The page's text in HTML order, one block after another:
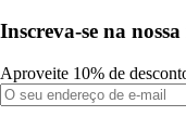
Inscreva-se na
Aproveite 10% de